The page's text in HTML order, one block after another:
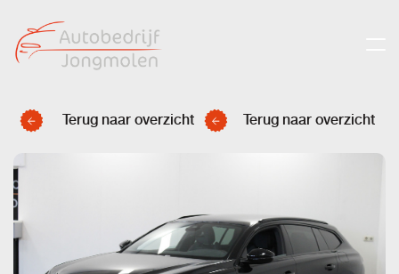
Terug naar overzicht Terug naar overzicht